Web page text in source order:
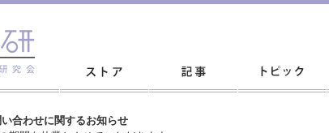
合わせに関するお知らせ